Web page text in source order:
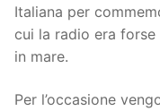
Italiana per
cui la radio era forse
in mare.
Per l’occasione